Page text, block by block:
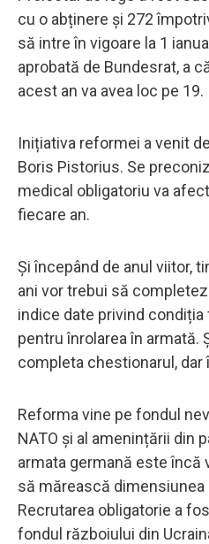
cu o abținere și 272
să intre în vigoare la 1
aprobată de Bundesrat, a
acest an va avea loc pe 19.
Inițiativa reformei a venit
Boris Pistorius. Se
medical obligatoriu va
fiecare an.
Și începând de anul viitor,
ani vor trebui să
indice date privind
pentru înrolarea în armată.
completa chestionarul, dar
Reforma vine pe fondul
NATO și al amenințării din
armata germană este încă
să mărească
Recrutarea obligatorie a
fondul războiului din